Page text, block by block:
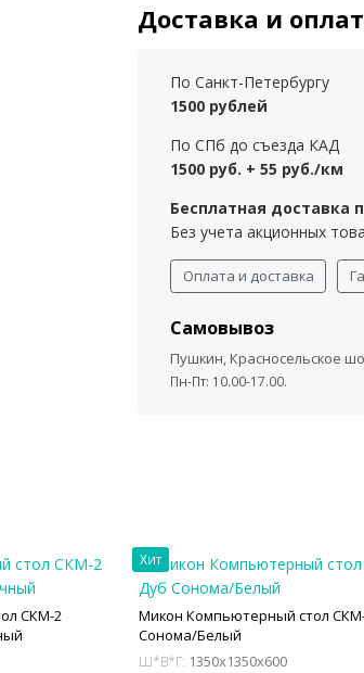
Доставка и
По Санкт-Петербургу
1500 рублей
По СПб до съезда КАД
1500 руб. + 55 руб./км
Бесплатная доставка
Без учета акционных
Оплата и доставка
Самовывоз
Пушкин, Красносельское
Пн-Пт: 10.00-17.00.
СКМ-2
Хит
Микон Компьютерный стол
Сонома/Белый
Ш*В*Г: 1350x1350x600